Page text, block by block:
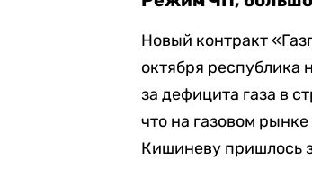
Новый контракт
октября республика
за дефицита газа в
что на газовом
Кишиневу пришлось